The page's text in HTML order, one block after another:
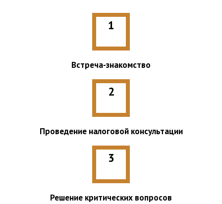
1
Встреча-знакомство
2
Проведение налоговой консультации
3
Решение критических вопросов